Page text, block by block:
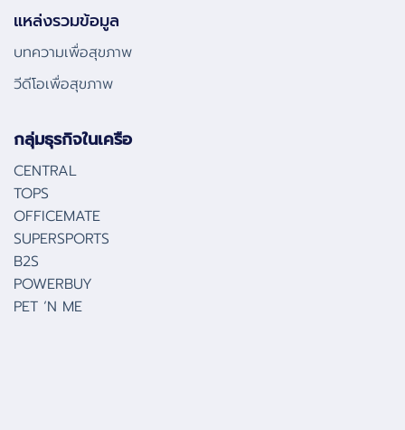
แหล่งรวมข้อมูล
บทความเพื่อสุขภาพ
วีดีโอเพื่อสุขภาพ
กลุ่มธุรกิจในเครือ
CENTRAL
TOPS
OFFICEMATE
SUPERSPORTS
B2S
POWERBUY
PET ‘N ME